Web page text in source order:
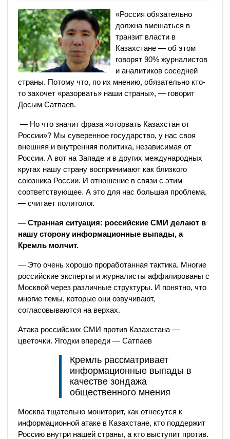
«Россия обязательно
должна вмешаться в
транзит власти в
Казахстане — об этом
говорят 90% журналистов
и аналитиков соседней
страны. Потому что, по их мнению, обязательно кто-
то захочет «разорвать» наши страны», — говорит
Досым Сатпаев.
— Но что значит фраза «оторвать Казахстан от
России»? Мы суверенное государство, у нас своя
внешняя и внутренняя политика, независимая от
России. А вот на Западе и в других международных
кругах нашу страну воспринимают как близкого
союзника России. И отношение в связи с этим
соответствующее. А это для нас большая проблема,
— считает политолог.
— Странная ситуация: российские СМИ делают в
нашу сторону информационные выпады, а
Кремль молчит.
— Это очень хорошо проработанная тактика. Многие
российские эксперты и журналисты аффилированы с
Москвой через различные структуры. И понятно, что
многие темы, которые они озвучивают,
согласовываются на верхах.
Атака российских СМИ против Казахстана —
цветочки. Ягодки впереди — Сатпаев
Кремль рассматривает
информационные выпады в
качестве зондажа
общественного мнения
Москва тщательно мониторит, как отнесутся к
информационной атаке в Казахстане, кто поддержит
Россию внутри нашей страны, а кто выступит против.